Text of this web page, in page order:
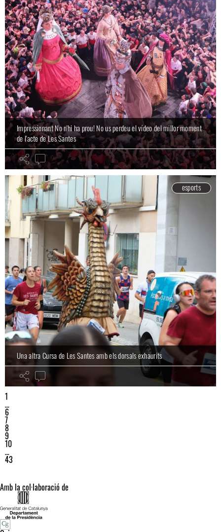
Impressionant No n'hi ha prou! No us perdeu el vídeo del millor moment
de l'acte de Les Santes
esports
Una altra Cursa de Les Santes amb els dorsals exhaurits
1
…
6
7
8
9
10
…
43
Amb la col·laboració de